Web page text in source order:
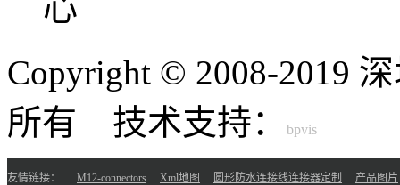
心
Copyright © 2008-2019
所有 技术支持：
友情链接： M12-connectors Xml地图 圆形防水连接线连接器定制
产品图片